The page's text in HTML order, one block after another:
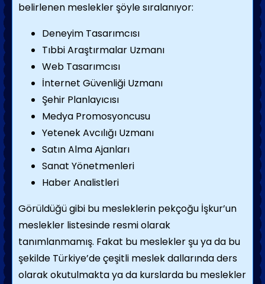
belirlenen meslekler şöyle sıralanıyor:
Deneyim Tasarımcısı
Tıbbi Araştırmalar Uzmanı
Web Tasarımcısı
İnternet Güvenliği Uzmanı
Şehir Planlayıcısı
Medya Promosyoncusu
Yetenek Avcılığı Uzmanı
Satın Alma Ajanları
Sanat Yönetmenleri
Haber Analistleri
Görüldüğü gibi bu mesleklerin pekçoğu İşkur’un
meslekler listesinde resmi olarak
tanımlanmamış. Fakat bu meslekler şu ya da bu
şekilde Türkiye’de çeşitli meslek dallarında ders
olarak okutulmakta ya da kurslarda bu meslekler